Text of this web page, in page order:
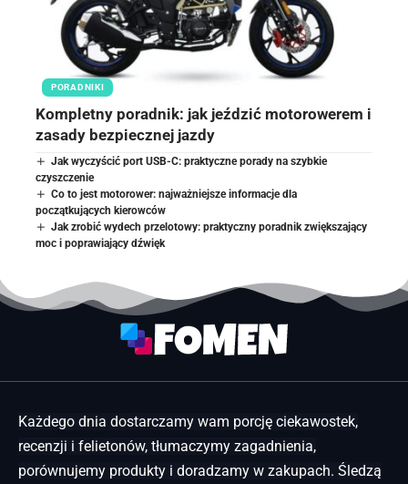
PORADNIKI
Kompletny poradnik: jak jeździć motorowerem i
zasady bezpiecznej jazdy
Jak wyczyścić port USB-C: praktyczne porady na szybkie
czyszczenie
Co to jest motorower: najważniejsze informacje dla
początkujących kierowców
Jak zrobić wydech przelotowy: praktyczny poradnik zwiększający
moc i poprawiający dźwięk
Każdego dnia dostarczamy wam porcję ciekawostek,
recenzji i felietonów, tłumaczymy zagadnienia,
porównujemy produkty i doradzamy w zakupach. Śledzą